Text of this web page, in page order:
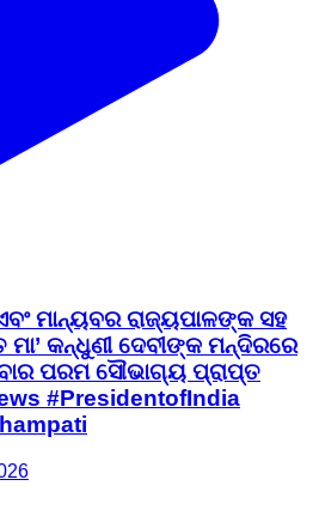
ମାନ୍ୟବର ରାଜ୍ୟପାଳଙ୍କ ସହ
କନ୍ଧୁଣୀ ଦେବୀଙ୍କ ମନ୍ଦିରରେ
ପରମ ସୌଭାଗ୍ୟ ପ୍ରାପ୍ତ
#PresidentofIndia